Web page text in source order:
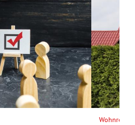
Wohnrecht